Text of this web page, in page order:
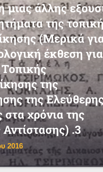
άλλης
της
(Μερικά
έκθεση
της
της
χρόνια της
.3
2016